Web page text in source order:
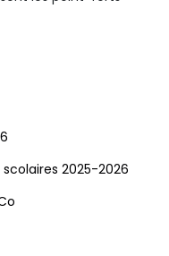
2025-2026